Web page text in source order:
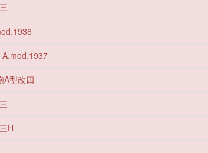
A型改四
H